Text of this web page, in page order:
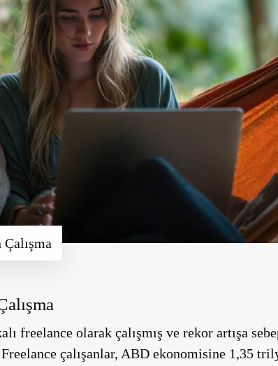
freelance olarak çalışmış ve rekor artışa
çalışanlar, ABD ekonomisine 1,35